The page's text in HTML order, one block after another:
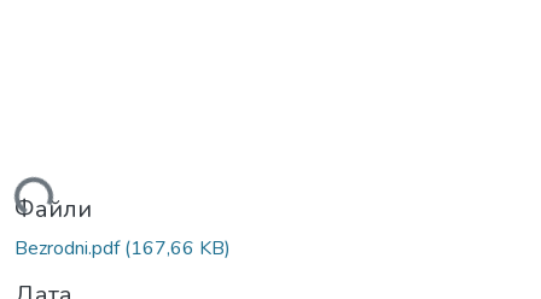
Файли
Bezrodni.pdf(167,66 KB)